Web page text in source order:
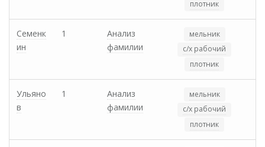
плотник
Семенк
ин
1
Анализ
фамилии
мельник
с/х рабочий
плотник
Ульяно
в
1
Анализ
фамилии
мельник
с/х рабочий
плотник